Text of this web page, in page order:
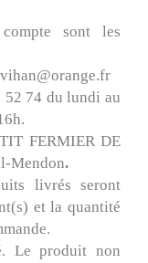
sont les
74 du lundi au
DE
Mendon.
livrés seront
et la quantité
Le produit non